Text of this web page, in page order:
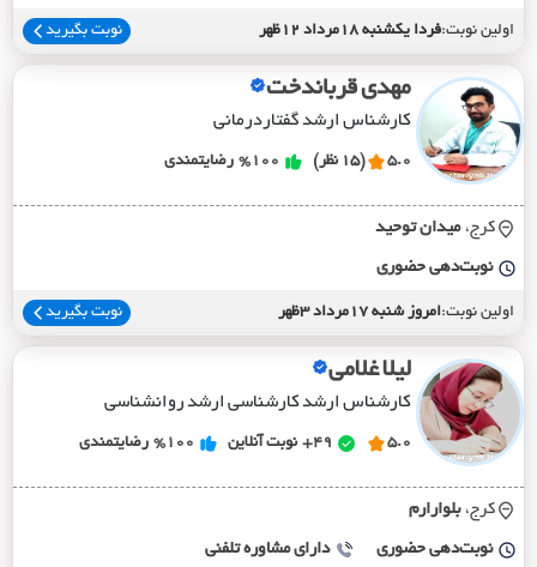
اولین نوبت:فردا یکشنبه 18مرداد 12ظهر نوبت بگیرید
مهدی قرباندخت
کارشناس ارشد گفتاردرمانی
5.0 (15 نظر) %100 رضایتمندی
کرج، ميدان توحيد
نوبت‌دهی حضوری
اولین نوبت:امروز شنبه 17مرداد 3ظهر نوبت بگیرید
لیلا غلامی
کارشناس ارشد کارشناسی ارشد روانشناسی
5.0
49+ نوبت آنلاین %100 رضایتمندی
کرج، بلوارارم
نوبت‌دهی حضوری دارای مشاوره تلفنی